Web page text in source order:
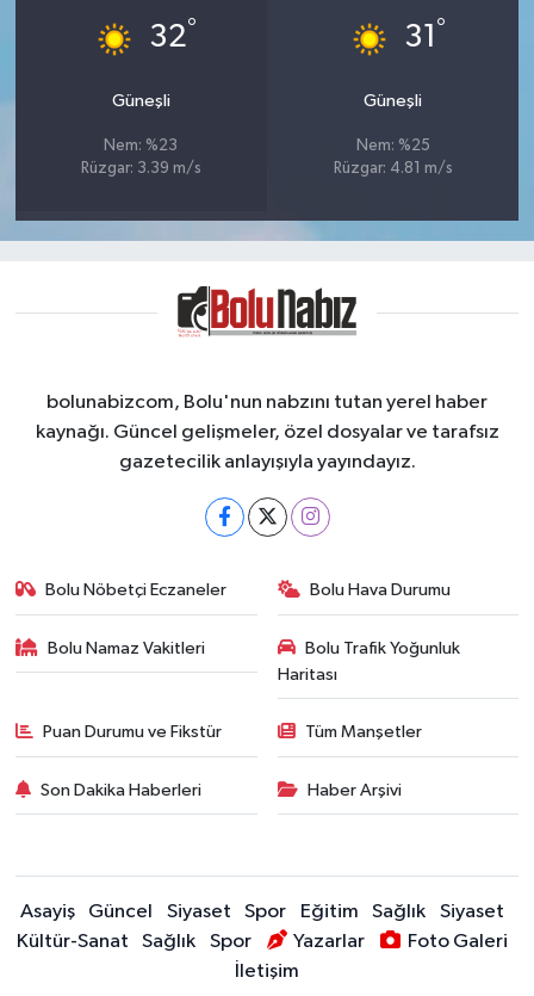
32°
Güneşli
Nem: %23
Rüzgar: 3.39 m/s
31 °
Güneşli
Nem: %25
Rüzgar: 4.81 m/s
bolunabizcom, Bolu'nun nabzını tutan yerel haber
kaynağı. Güncel gelişmeler, özel dosyalar ve tarafsız
gazetecilik anlayışıyla yayındayız.
Bolu Nöbetçi Eczaneler Bolu Hava Durumu
Bolu Namaz Vakitleri
Bolu Trafik Yoğunluk
Haritası
Puan Durumu ve Fikstür Tüm Manşetler
Son Dakika Haberleri Haber Arşivi
Asayiş Güncel Siyaset Spor Eğitim Sağlık
Siyaset
Kültür-Sanat
Sağlık Spor Yazarlar
Foto Galeri
İletişim